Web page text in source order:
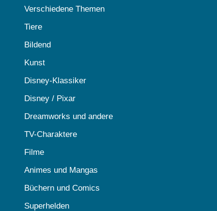
Verschiedene Themen
Tiere
Bildend
Kunst
Disney-Klassiker
Disney / Pixar
Dreamworks und andere
TV-Charaktere
Filme
Animes und Mangas
Büchern und Comics
Superhelden